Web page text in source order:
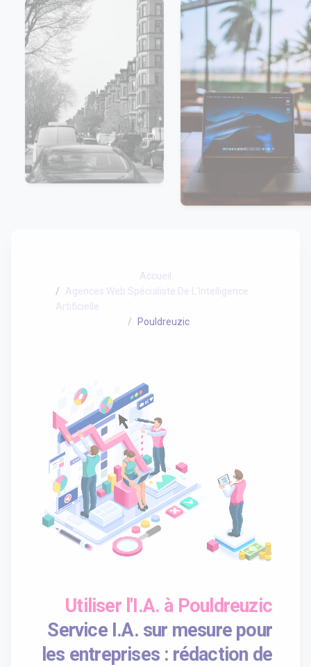
Accueil
Agences Web Spécialiste De L'Intelligence
Artificielle
Pouldreuzic
Utiliser l'I.A. à Pouldreuzic
Service I.A. sur mesure pour
les entreprises : rédaction de